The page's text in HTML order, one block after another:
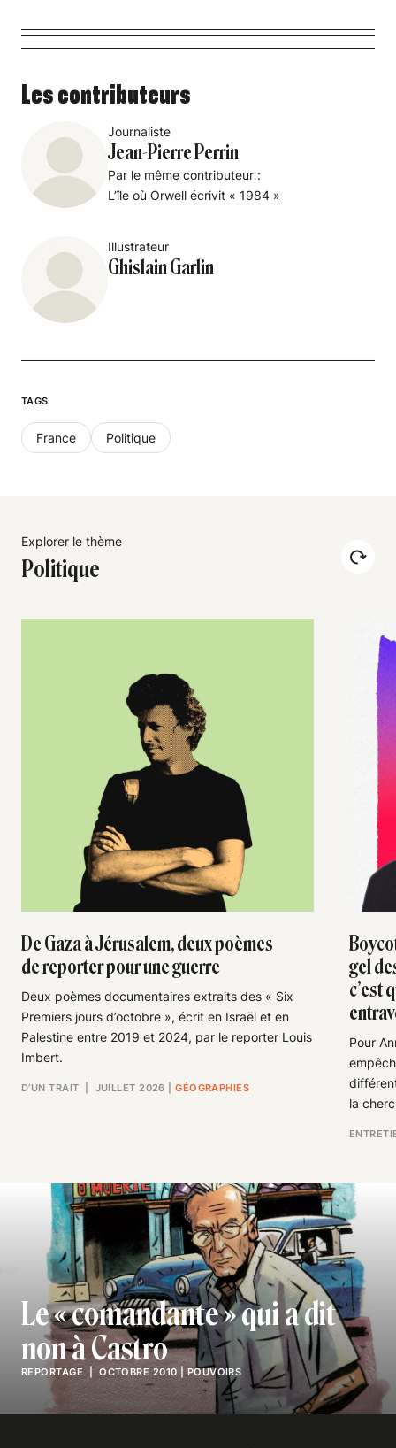
Les contributeurs
Journaliste
Jean-Pierre Perrin
Par le même contributeur :
L’île où Orwell écrivit « 1984 »
Illustrateur
Ghislain Garlin
TAGS
France Politique
Explorer le thème
Politique
De Gaza à Jérusalem, deux poèmes
de reporter pour une guerre
Deux poèmes documentaires extraits des « Six
Premiers jours d’octobre », écrit en Israël et en
Palestine entre 2019 et 2024, par le reporter Louis
Imbert.
D’UN TRAIT | JUILLET 2026 |GÉOGRAPHIES
gel
c’est
Pour
la
REPORTAGE| OCTOBRE 2010 | POUVOIRS
Le « comandante » qui a dit
non à Castro